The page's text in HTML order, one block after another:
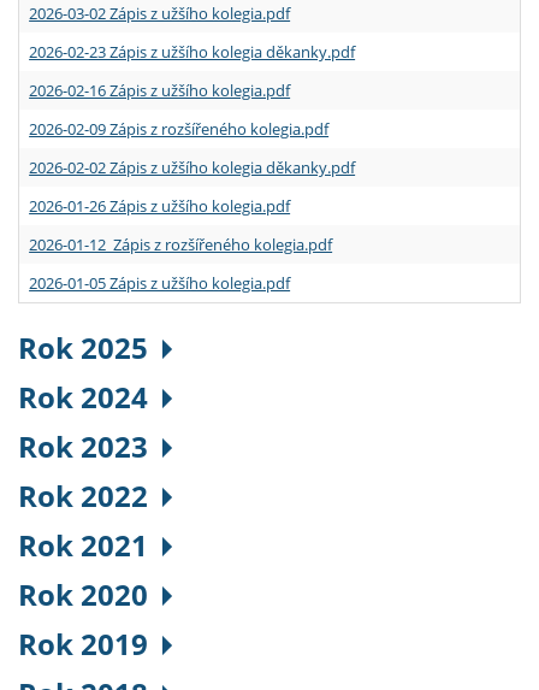
2026-03-02 Zápis z užšího kolegia.pdf
2026-02-23 Zápis z užšího kolegia děkanky.pdf
2026-02-16 Zápis z užšího kolegia.pdf
2026-02-09 Zápis z rozšířeného kolegia.pdf
2026-02-02 Zápis z užšího kolegia děkanky.pdf
2026-01-26 Zápis z užšího kolegia.pdf
2026-01-12 Zápis z rozšířeného kolegia.pdf
2026-01-05 Zápis z užšího kolegia.pdf
Rok 2025
Rok 2024
Rok 2023
Rok 2022
Rok 2021
Rok 2020
Rok 2019